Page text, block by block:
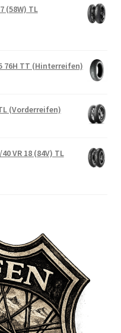
(58W) TL
76H TT (Hinterreifen)
(Vorderreifen)
VR 18 (84V) TL